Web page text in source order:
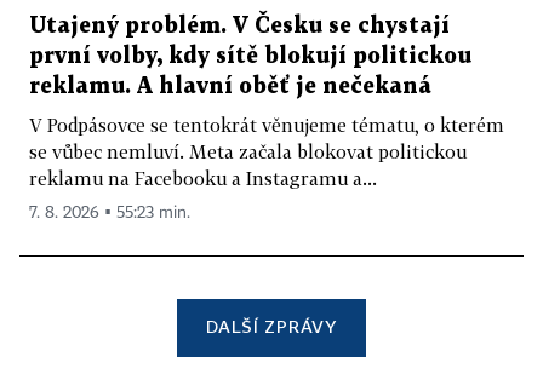
Utajený problém. V Česku se chystají
první volby, kdy sítě blokují politickou
reklamu. A hlavní oběť je nečekaná
V Podpásovce se tentokrát věnujeme tématu, o kterém
se vůbec nemluví. Meta začala blokovat politickou
reklamu na Facebooku a Instagramu a...
7. 8. 2026 ▪ 55:23 min.
DALŠÍ ZPRÁVY